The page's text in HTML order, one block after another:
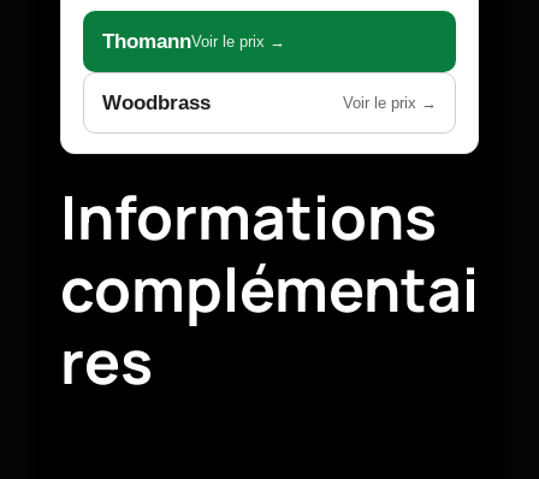
ThomannVoir le prix →
Woodbrass Voir le prix →
Informations
complémentai
res